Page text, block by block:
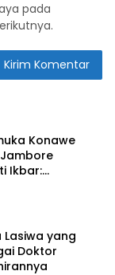
pada
Konawe
Ikbar:
Muda
Lasiwa yang
Doktor